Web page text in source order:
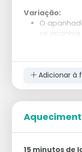
Variação:
O
se
Adicionar à
15 minutos de